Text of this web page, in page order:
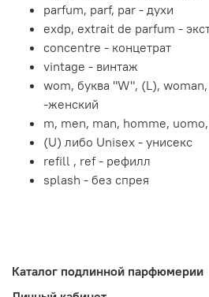
parfum, parf, par - духи
exdp, extrait de parfum -
concentre - концетрат
vintage - винтаж
wom, буква "W", (L),
-женский
m, men, man, homme,
(U) либо Unisex - унисекс
refill , ref - рефилл
splash - без спрея
Каталог подлинной парфюмерии